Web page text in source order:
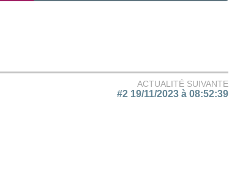
ACTUALITÉ SUIVANTE
#2 19/11/2023 à 08:52:39